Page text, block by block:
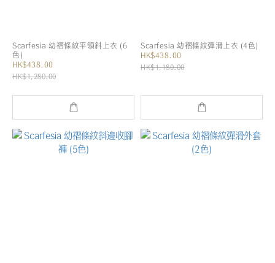
Scarfesia 幼褶條紋平領斜上衣 (6
色)
HK$438.00
HK$1,280.00
Scarfesia 幼褶條紋彈滑上衣 (4色)
HK$438.00
HK$1,180.00